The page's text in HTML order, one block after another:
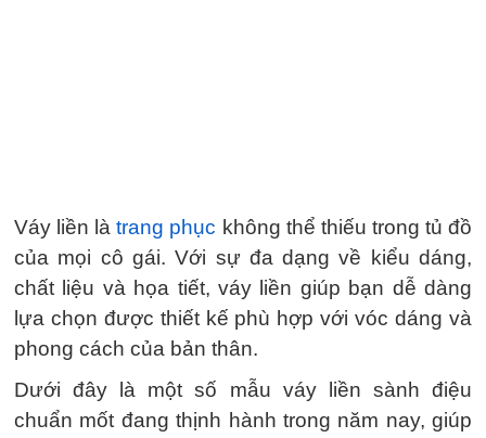
Váy liền làtrang phục không thể thiếu trong tủ đồ
của mọi cô gái. Với sự đa dạng về kiểu dáng,
chất liệu và họa tiết, váy liền giúp bạn dễ dàng
lựa chọn được thiết kế phù hợp với vóc dáng và
phong cách của bản thân.
Dưới đây là một số mẫu váy liền sành điệu
chuẩn mốt đang thịnh hành trong năm nay, giúp